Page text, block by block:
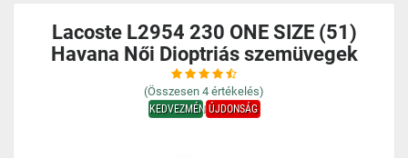
Lacoste L2954 230 ONE SIZE (51)
Havana Női Dioptriás szemüvegek
(Összesen 4 értékelés)
KEDVEZMÉNYÚJDONSÁG